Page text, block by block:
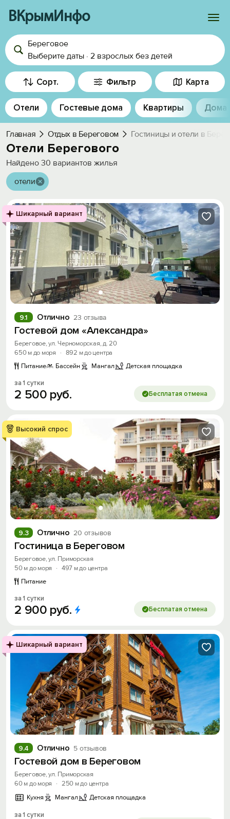
ВКрымИнфо
Войти
Избранное
История просмотра
Добавить свой объект
Береговое
Выберите даты · 2 взрослых без детей
Сорт. Фильтр Карта
Отели Гостевые дома Квартиры Дома
Главная Отдых в Береговом Гостиницы и отели в
Отели Берегового
Найдено 30 вариантов жилья
отели
Шикарный вариант
Отлично 23 отзыва
9.1
Гостевой дом «Александра»
Береговое, ул. Черноморская, д. 20
650 м до моря
· 892 м до центра
Питание
Бассейн Мангал Детская площадка
за 1 сутки
2 500 руб. Бесплатая отмена
Высокий спрос
Отлично 20 отзывов
9.3
Гостиница в Береговом
Береговое, ул. Приморская
50 м до моря
· 497 м до центра
Питание
за 1 сутки
2 900 руб. Бесплатая отмена
Шикарный вариант
Отлично 5 отзывов
9.4
Гостевой дом в Береговом
Береговое, ул. Приморская
60 м до моря
· 250 м до центра
Кухня
Мангал Детская площадка
за 1 сутки